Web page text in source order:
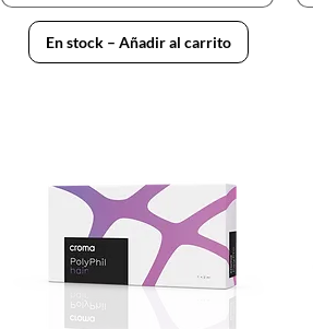
En stock – Añadir al carrito